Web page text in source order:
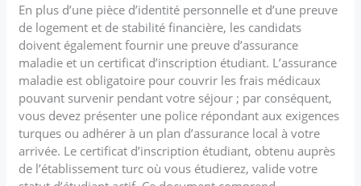
En plus d’une pièce d’identité personnelle et d’une preuve
de logement et de stabilité financière, les candidats
doivent également fournir une preuve d’assurance
maladie et un certificat d’inscription étudiant. L’assurance
maladie est obligatoire pour couvrir les frais médicaux
pouvant survenir pendant votre séjour ; par conséquent,
vous devez présenter une police répondant aux exigences
turques ou adhérer à un plan d’assurance local à votre
arrivée. Le certificat d’inscription étudiant, obtenu auprès
de l’établissement turc où vous étudierez, valide votre